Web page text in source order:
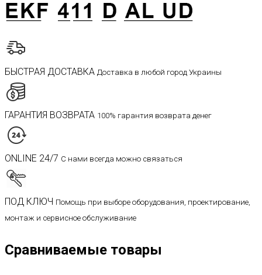
БЫСТРАЯ ДОСТАВКА Доставка в любой город Украины
ГАРАНТИЯ ВОЗВРАТА 100% гарантия возврата денег
ONLINE 24/7 С нами всегда можно связаться
ПОД КЛЮЧ Помощь при выборе оборудования, проектирование,
монтаж и сервисное обслуживание
Сравниваемые товары